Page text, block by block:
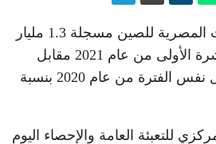
ارتفعت قيمة الصادرات المصرية للصين مسجلة 1.3 مليار
دولار خلال الأشهر العشرة الأولى من عام 2021 مقابل
583.1 مليون دولار خلال نفس الفترة من عام 2020 بنسبة
للتعبئة العامة والإحصاء اليوم